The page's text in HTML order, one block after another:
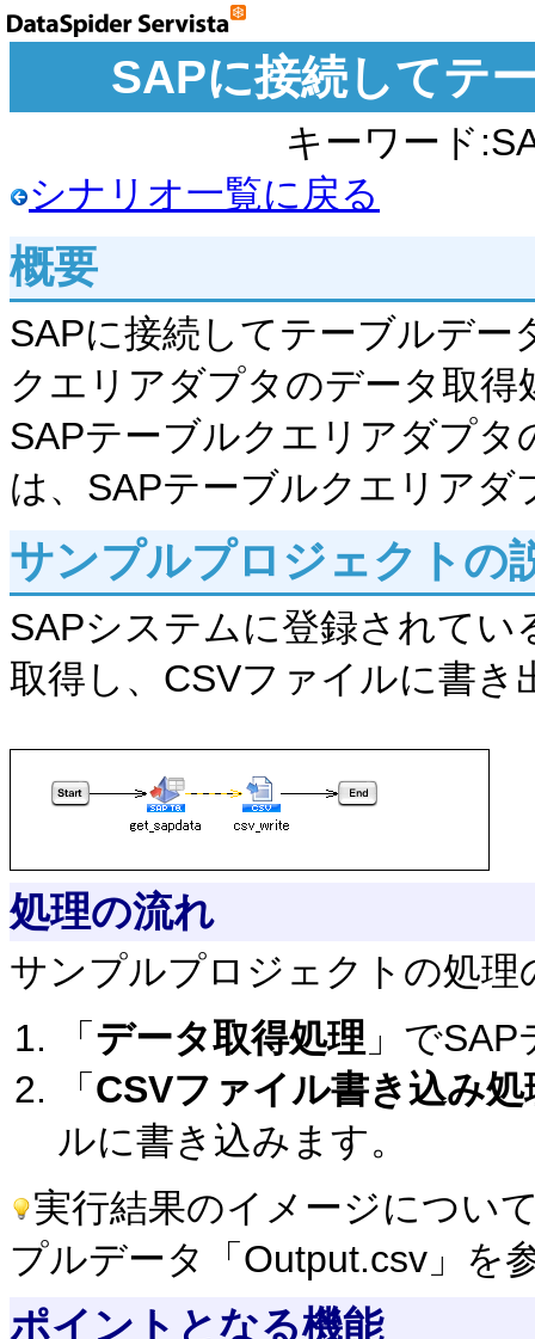
SAPに接続してテ
キーワード
シナリオ一覧に戻る
概要
SAPに接続してテーブルデー
クエリアダプタのデータ取得
SAPテーブルクエリアダプ
は、SAPテーブルクエリアダ
サンプルプロジェクトの
SAPシステムに登録されて
取得し、CSVファイルに書き
処理の流れ
サンプルプロジェクトの処
「 データ取得処理 」で
「 CSVファイル書き込み処
ルに書き込みます。
実行結果のイメージについ
プルデータ「Output.csv」を
ポイントとなる機能